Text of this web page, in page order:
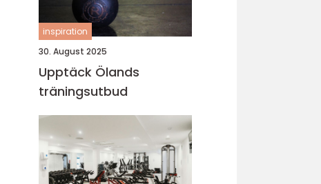
inspiration
30. August 2025
Upptäck Ölands
träningsutbud